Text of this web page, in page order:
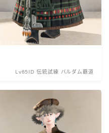
Lv65ID 伝統試練 バルダム覇道